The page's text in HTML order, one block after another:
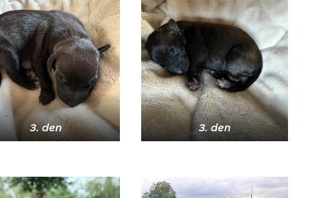
3. den 3. den